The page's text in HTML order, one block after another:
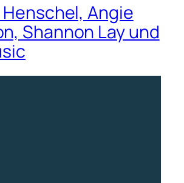
Angie
Shannon Lay und